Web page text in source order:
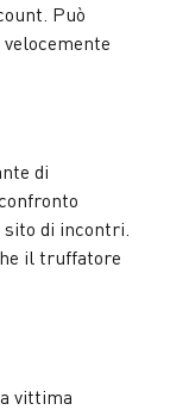
Può
di
di incontri.
il truffatore
vittima